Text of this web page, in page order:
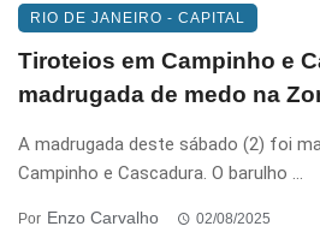
RIO DE JANEIRO - CAPITAL
Tiroteios em Campinho e
madrugada de medo na
A madrugada deste sábado (2) foi
Campinho e Cascadura. O barulho ...
Por Enzo Carvalho 02/08/2025